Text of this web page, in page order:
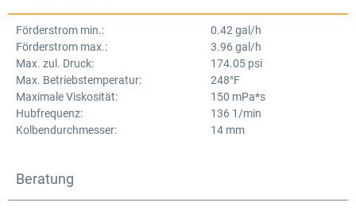
Förderstrom min.:
Förderstrom max.:
Max. zul. Druck:
Max. Betriebstemperatur:
Maximale Viskosität:
Hubfrequenz:
Kolbendurchmesser:
0.42 gal/h
3.96 gal/h
174.05 psi
248°F
150 mPa*s
136 1/min
14 mm
Beratung